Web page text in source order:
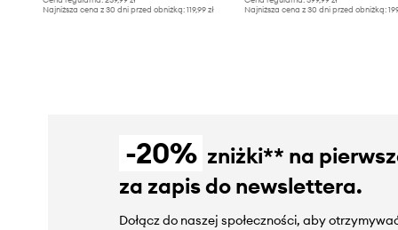
Najniższa cena z 30 dni przed obniżką: 119,99 zł
Najniższa cena z 30 dni przed obniżką:
-20% zniżki** na
za zapis do newslettera.
Dołącz do naszej społeczności, aby